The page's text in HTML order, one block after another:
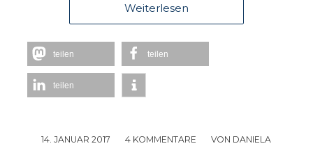
Weiterlesen
teilen teilen
teilen
14. JANUAR 2017
/ 4 KOMMENTARE
/ VON DANIELA